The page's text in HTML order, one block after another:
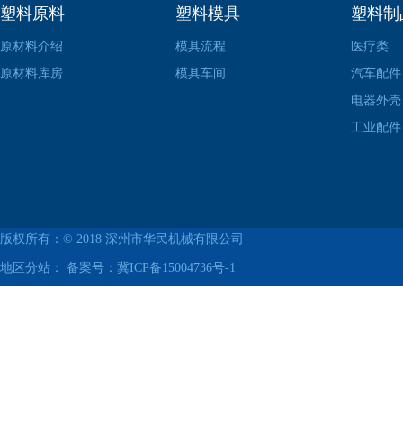
塑料原料
原材料介绍
原材料库房
塑料模具
模具流程
模具车间
塑料制
医疗类
汽车配件
电器外壳
工业配件
版权所有：© 2018 深州市华民机械有限公司
地区分站： 备案号： 冀ICP备15004736号-1